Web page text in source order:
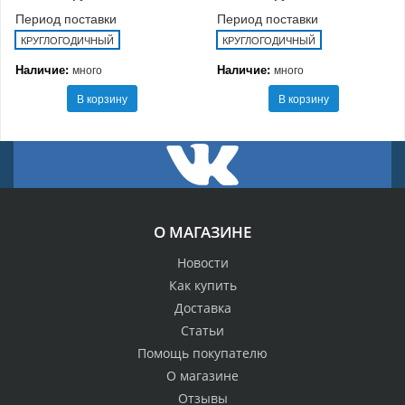
Период поставки
КРУГЛОГОДИЧНЫЙ
Наличие: много
В корзину
Период поставки
КРУГЛОГОДИЧНЫЙ
Наличие: много
В корзину
О МАГАЗИНЕ
Новости
Как купить
Доставка
Статьи
Помощь покупателю
О магазине
Отзывы